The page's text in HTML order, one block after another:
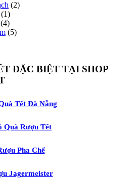
(2)
(1)
(4)
(5)
ĐẶC BIỆT TẠI SHOP
Tết Đà Nẵng
Quà Rượu Tết
Pha Chế
Jagermeister